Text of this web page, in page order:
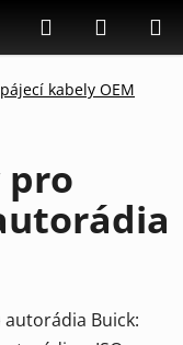
Hledat
KOŠÍK
kabely OEM
pro
Buick: